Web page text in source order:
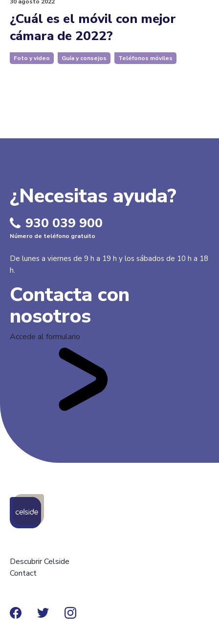
¿Cuál es el móvil con mejor
cámara de 2022?
Foto y video Guía y consejos Teléfonos móviles
¿Necesitas ayuda?
930 039 900
Número de teléfono gratuito
De lunes a viernes de 9 h a 19 h y los sábados de 10 h a 18
h.
Contacta con
nosotros
Accede al formulario
Descubrir Celside
Contact
FacebookTwitter Instagram